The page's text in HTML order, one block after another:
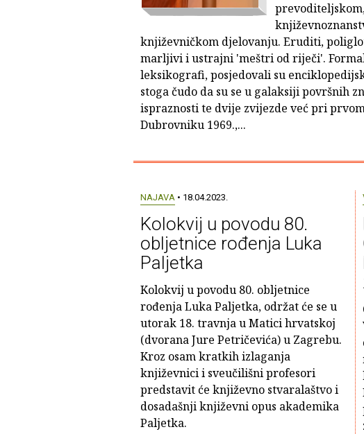
književničkom djelovanju. Eruditi,
marljivi i ustrajni 'meštri od riječi'.
leksikografi, posjedovali su
stoga čudo da su se u galaksiji površnih
ispraznosti te dvije zvijezde već pri
Dubrovniku 1969.,...
NAJAVA• 18.04.2023.
Kolokvij u povodu 80.
obljetnice rođenja Luka
Paljetka
Kolokvij u povodu 80. obljetnice
rođenja Luka Paljetka, održat će se u
utorak 18. travnja u Matici hrvatskoj
(dvorana Jure Petričevića) u Zagrebu.
Kroz osam kratkih izlaganja
književnici i sveučilišni profesori
predstavit će književno stvaralaštvo i
dosadašnji književni opus akademika
Paljetka.